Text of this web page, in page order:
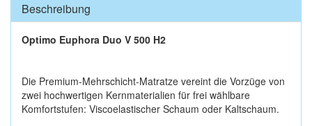
Beschreibung
Optimo Euphora Duo V 500 H2
Die Premium-Mehrschicht-Matratze vereint die Vorzüge von
zwei hochwertigen Kernmaterialien für frei wählbare
Komfortstufen: Viscoelastischer Schaum oder Kaltschaum.